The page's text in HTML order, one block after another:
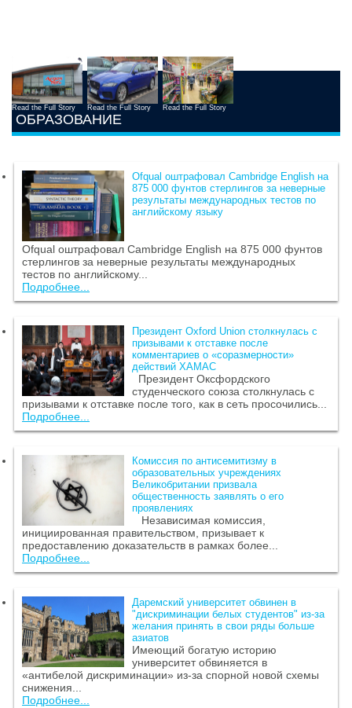
Read the Full Story Read the Full Story Read the Full Story
ОБРАЗОВАНИЕ
Ofqual оштрафовал Cambridge English на
875 000 фунтов стерлингов за неверные
результаты международных тестов по
английскому языку
Ofqual оштрафовал Cambridge English на 875 000 фунтов
стерлингов за неверные результаты международных
тестов по английскому...
Подробнее...
Президент Oxford Union столкнулась с
призывами к отставке после
комментариев о «соразмерности»
действий ХАМАС
Президент Оксфордского
студенческого союза столкнулась с
призывами к отставке после того, как в сеть просочились...
Подробнее...
Комиссия по антисемитизму в
образовательных учреждениях
Великобритании призвала
общественность заявлять о его
проявлениях
Независимая комиссия,
инициированная правительством, призывает к
предоставлению доказательств в рамках более...
Подробнее...
Даремский университет обвинен в
"дискриминации белых студентов" из-за
желания принять в свои ряды больше
азиатов
Имеющий богатую историю
университет обвиняется в
«антибелой дискриминации» из-за спорной новой схемы
снижения...
Подробнее...